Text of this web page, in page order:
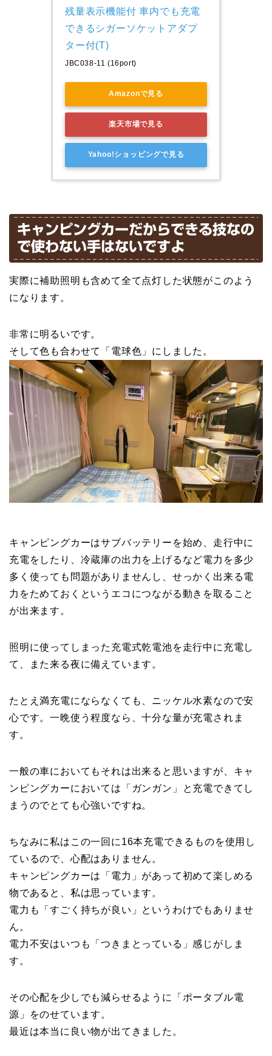
残量表示機能付 車内でも充電
できるシガーソケットアダプ
ター付(T)
JBC038-11 (16port)
Amazonで見る
楽天市場で見る
Yahoo!ショッピングで見る
キャンピングカーだからできる技なの
で使わない手はないですよ
実際に補助照明も含めて全て点灯した状態がこのよう
になります。
非常に明るいです。
そして色も合わせて「電球色」にしました。
キャンピングカーはサブバッテリーを始め、走行中に
充電をしたり、冷蔵庫の出力を上げるなど電力を多少
多く使っても問題がありませんし、せっかく出来る電
力をためておくというエコにつながる動きを取ること
が出来ます。
照明に使ってしまった充電式乾電池を走行中に充電し
て、また来る夜に備えています。
たとえ満充電にならなくても、ニッケル水素なので安
心です。一晩使う程度なら、十分な量が充電されま
す。
一般の車においてもそれは出来ると思いますが、キャ
ンピングカーにおいては「ガンガン」と充電できてし
まうのでとても心強いですね。
ちなみに私はこの一回に16本充電できるものを使用し
ているので、心配はありません。
キャンピングカーは「電力」があって初めて楽しめる
物であると、私は思っています。
電力も「すごく持ちが良い」というわけでもありませ
ん。
電力不安はいつも「つきまとっている」感じがしま
す。
その心配を少しでも減らせるように「ポータブル電
源」をのせています。
最近は本当に良い物が出てきました。